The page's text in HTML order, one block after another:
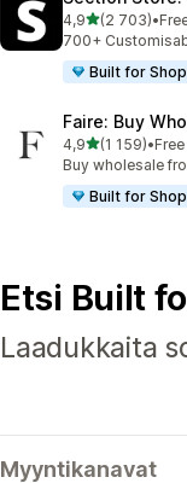
4,9/ 5 tähteä
(2 703)
2703 arvostelua
•
700+
Built for
Faire: Buy
4,9/ 5 tähteä
(1 159)
1159 arvostelua
•Free
Buy wholesale
Built for
Etsi Built
Laadukkaita
Myyntikanavat